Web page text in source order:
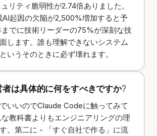
リティ脆弱性が2.74倍ありました。
AI起因の欠陥が2,500%増加すると予
でに技術リーダーの75%が深刻な技
します。誰も理解できないシステム
いうそのときに必ず壊れます。
者は具体的に何をすべきですか?
いいのでClaude Codeに触ってみて
な教科書よりもエンジニアリングの理
。第二に - 「すぐ自社で作る」に流